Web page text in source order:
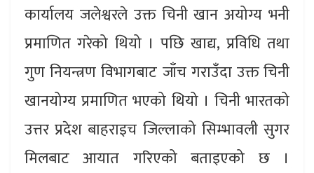
कार्यालय जलेश्वरले उक्त चिनी खान अयोग्य भनी
प्रमाणित गरेको थियो । पछि खाद्य, प्रविधि तथा
गुण नियन्त्रण विभागबाट जाँच गराउँदा उक्त चिनी
खानयोग्य प्रमाणित भएको थियो । चिनी भारतको
उत्तर प्रदेश बाहराइच जिल्लाको सिम्भावली सुगर
मिलबाट आयात गरिएको बताइएको छ ।